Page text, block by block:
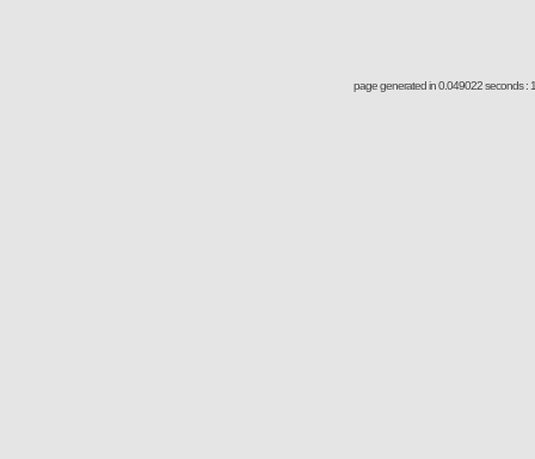
page generated in 0.049022 seconds :